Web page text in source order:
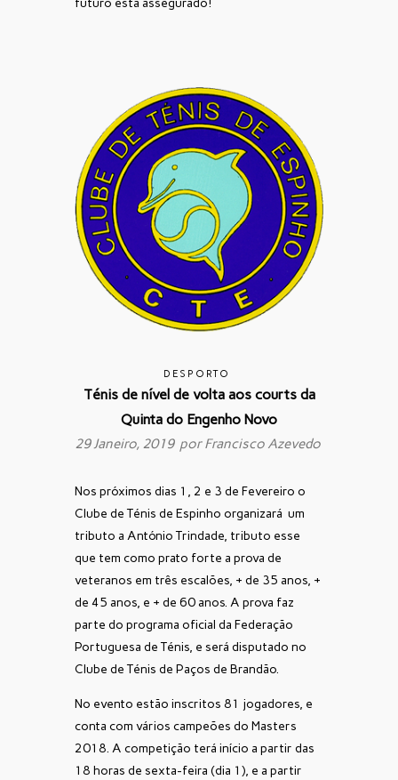
futuro está assegurado!
DESPORTO
Ténis de nível de volta aos courts da
Quinta do Engenho Novo
29 Janeiro, 2019 porFrancisco Azevedo
Nos próximos dias 1, 2 e 3 de Fevereiro o
Clube de Ténis de Espinho organizará um
tributo a António Trindade, tributo esse
que tem como prato forte a prova de
veteranos em três escalões, + de 35 anos, +
de 45 anos, e + de 60 anos. A prova faz
parte do programa oficial da Federação
Portuguesa de Ténis, e será disputado no
Clube de Ténis de Paços de Brandão.
No evento estão inscritos 81 jogadores, e
conta com vários campeões do Masters
2018. A competição terá início a partir das
18 horas de sexta-feira (dia 1), e a partir